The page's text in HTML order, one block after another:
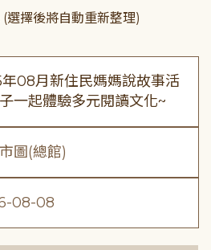
(選擇後將自動重新整理)
年08月新住民媽媽說故事活
一起體驗多元閱讀文化~
圖(總館)
08-08